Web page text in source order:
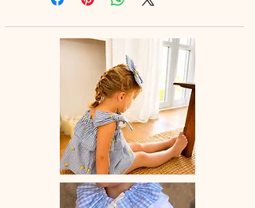
tout en douceur.
♡Blouse bretelles à nouer, volant
♡ Le délai de fabrication est de 15 à
28 jours ouvrés selon les commandes
en cours.
♡ Lavage à la main ou en machine
30° max, couleurs similaires, cycle
délicat. Ne pas utilser de sèche-linge